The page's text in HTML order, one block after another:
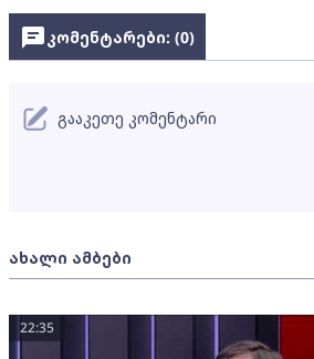
ახალი ამბები
22:35
კომენტარები: (0)
გააკეთე კომენტარი